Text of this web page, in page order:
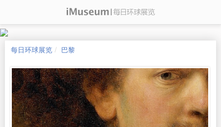
每日环球展览 巴黎